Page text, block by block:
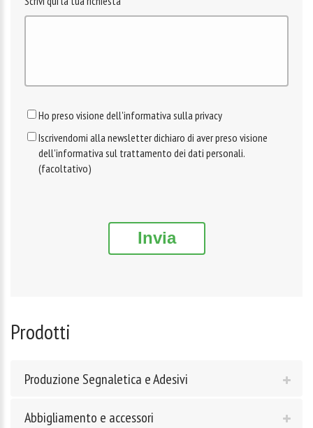
Ho preso visione dell'informativa sulla privacy
Iscrivendomi alla newsletter dichiaro di aver preso visione
dell'informativa sul trattamento dei dati personali.
(facoltativo)
Invia
Prodotti
Produzione Segnaletica e Adesivi
Abbigliamento e accessori